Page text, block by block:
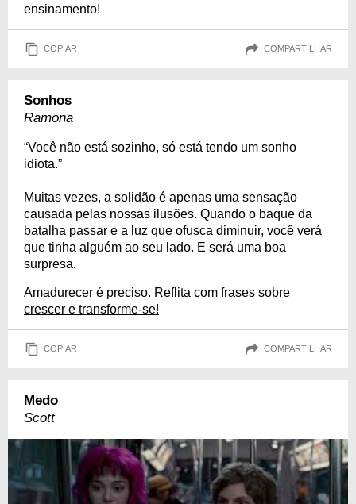
ensinamento!
COPIAR COMPARTILHAR
Sonhos
Ramona
“Você não está sozinho, só está tendo um sonho
idiota.”
Muitas vezes, a solidão é apenas uma sensação
causada pelas nossas ilusões. Quando o baque da
batalha passar e a luz que ofusca diminuir, você verá
que tinha alguém ao seu lado. E será uma boa
surpresa.
Amadurecer é preciso. Reflita com frases sobre
crescer e transforme-se!
COPIAR COMPARTILHAR
Medo
Scott